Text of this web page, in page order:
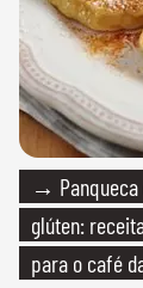
→ Panqueca
glúten:
para o café